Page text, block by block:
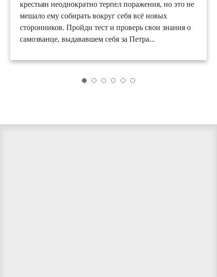
крестьян неоднократно терпел поражения, но это не
мешало ему собирать вокруг себя всё новых
сторонников. Пройди тест и проверь свои знания о
самозванце, выдававшем себя за Петра...